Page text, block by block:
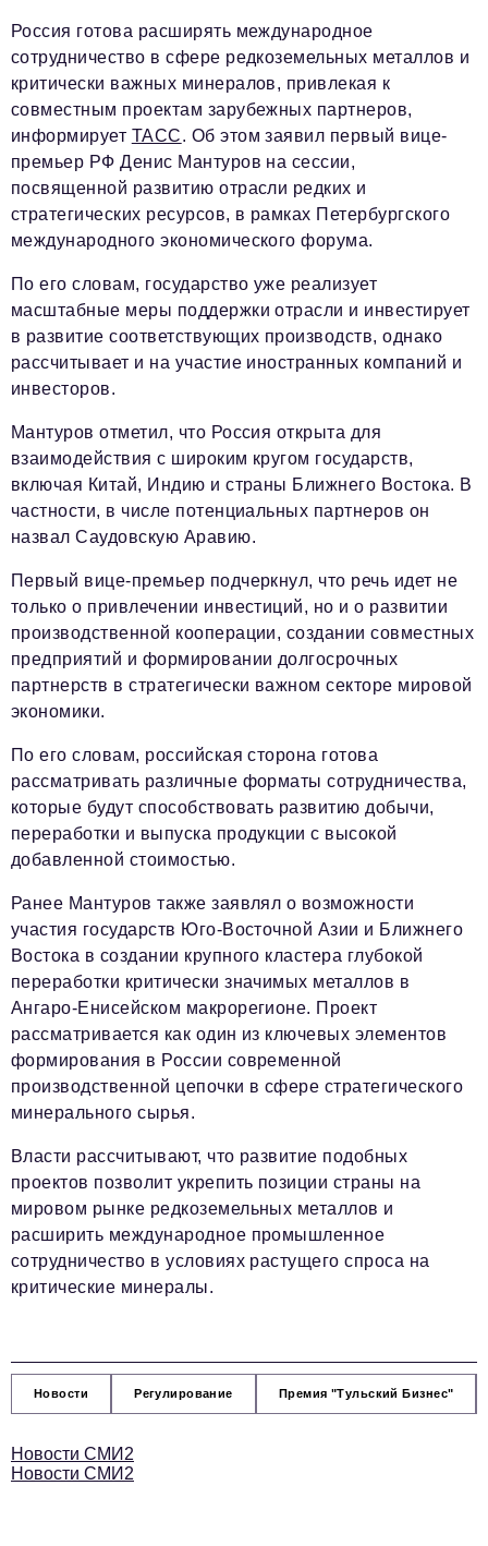
Россия готова расширять международное
сотрудничество в сфере редкоземельных металлов и
критически важных минералов, привлекая к
совместным проектам зарубежных партнеров,
информирует ТАСС. Об этом заявил первый вице-
премьер РФ Денис Мантуров на сессии,
посвященной развитию отрасли редких и
стратегических ресурсов, в рамках Петербургского
международного экономического форума.
По его словам, государство уже реализует
масштабные меры поддержки отрасли и инвестирует
в развитие соответствующих производств, однако
рассчитывает и на участие иностранных компаний и
инвесторов.
Мантуров отметил, что Россия открыта для
взаимодействия с широким кругом государств,
включая Китай, Индию и страны Ближнего Востока. В
частности, в числе потенциальных партнеров он
назвал Саудовскую Аравию.
Первый вице-премьер подчеркнул, что речь идет не
только о привлечении инвестиций, но и о развитии
производственной кооперации, создании совместных
предприятий и формировании долгосрочных
партнерств в стратегически важном секторе мировой
экономики.
По его словам, российская сторона готова
рассматривать различные форматы сотрудничества,
которые будут способствовать развитию добычи,
переработки и выпуска продукции с высокой
добавленной стоимостью.
Ранее Мантуров также заявлял о возможности
участия государств Юго-Восточной Азии и Ближнего
Востока в создании крупного кластера глубокой
переработки критически значимых металлов в
Ангаро-Енисейском макрорегионе. Проект
рассматривается как один из ключевых элементов
формирования в России современной
производственной цепочки в сфере стратегического
минерального сырья.
Власти рассчитывают, что развитие подобных
проектов позволит укрепить позиции страны на
мировом рынке редкоземельных металлов и
расширить международное промышленное
сотрудничество в условиях растущего спроса на
критические минералы.
Новости Регулирование Премия "Тульский Бизнес"
Новости СМИ2
Новости СМИ2